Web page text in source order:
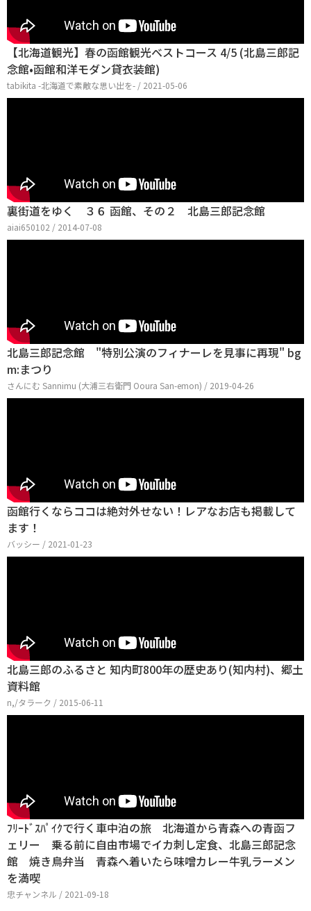
【北海道観光】春の函館観光ベストコース 4/5 (北島三郎記
念館•函館和洋モダン貸衣装館)
tabikita -北海道で素敵な思い出を- / 2021-05-06
裏街道をゆく ３６ 函館、その２ 北島三郎記念館
aiai650102 / 2014-07-08
北島三郎記念館 "特別公演のフィナーレを見事に再現" bg
m:まつり
さんにむ Sannimu (大浦三右衛門 Ooura San-emon) / 2019-04-26
函館行くならココは絶対外せない！レアなお店も掲載して
ます！
バッシー / 2021-01-23
北島三郎のふるさと 知内町800年の歴史あり(知内村)、郷土
資料館
n,/タラーク / 2015-06-11
ﾌﾘｰﾄﾞｽﾊﾟｲｸで行く車中泊の旅 北海道から青森への青函フ
ェリー 乗る前に自由市場でイカ刺し定食、北島三郎記念
館 焼き鳥弁当 青森へ着いたら味噌カレー牛乳ラーメン
を満喫
忠チャンネル / 2021-09-18